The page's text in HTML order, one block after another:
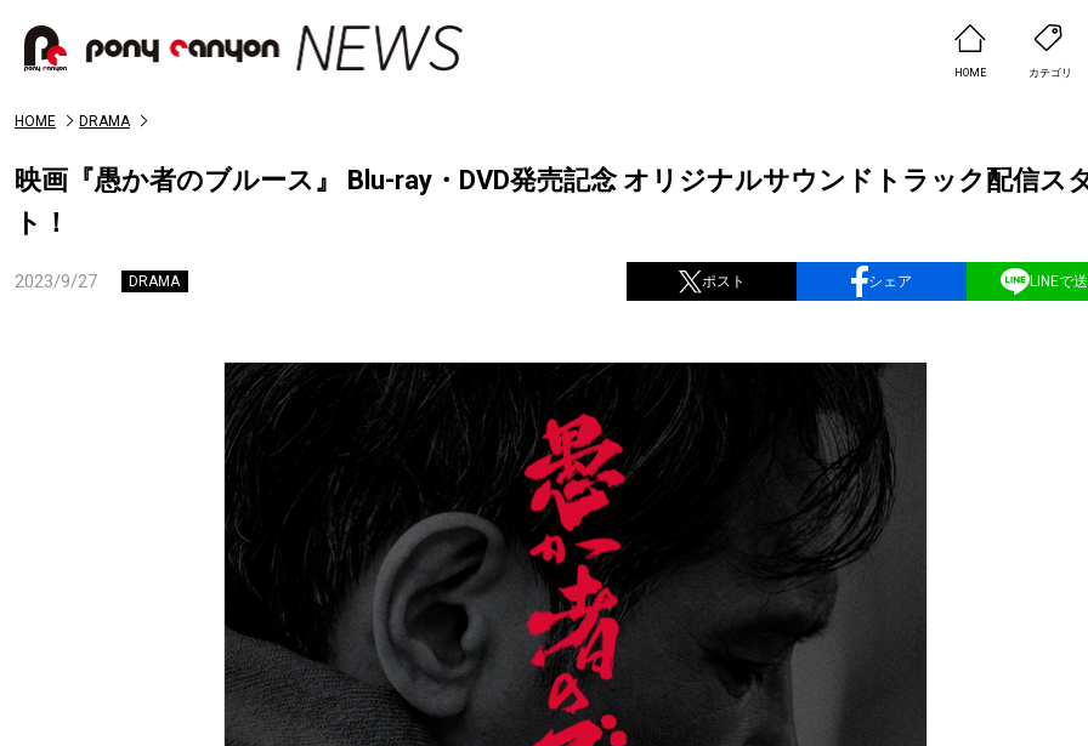
HOME カテゴリ
HOME DRAMA
映画『愚か者のブルース』 Blu-ray・DVD発売記念 オリジナルサウンドトラック配信ス
ト！
2023/9/27 DRAMA ポスト シェア LINEで